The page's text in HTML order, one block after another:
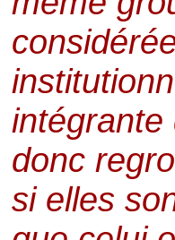
intégrante
donc
si elles